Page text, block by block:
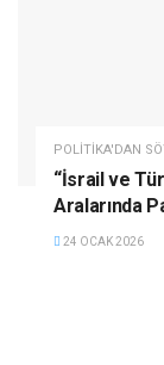
POLITIKA'DAN
“İsrail ve
Aralarında
24 OCAK 2026